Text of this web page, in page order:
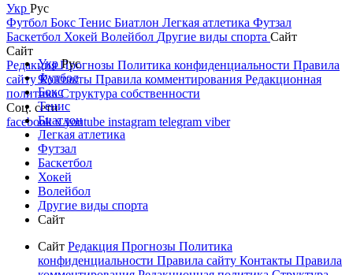
Укр Рус
Футбол Бокс Тенис Биатлон Легкая атлетика Футзал
Баскетбол Хокей Волейбол Другие виды спорта Сайт
Сайт
РедакцияПрогнозы Политика конфиденциальности Правила
сайтуКонтакты Правила комментирования Редакционная
политикаСтруктура собственности
Соц. сети
facebookxyoutube instagram telegram viber
УкрРус
Футбол
Бокс
Тенис
Биатлон
Легкая атлетика
Футзал
Баскетбол
Хокей
Волейбол
Другие виды спорта
Сайт
Сайт Редакция Прогнозы Политика
конфиденциальности Правила сайту Контакты Правила